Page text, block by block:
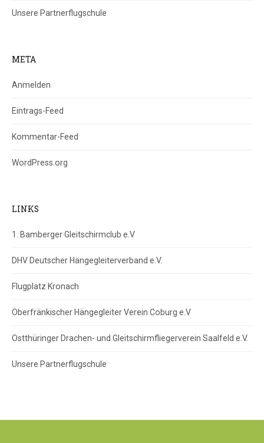
Unsere Partnerflugschule
META
Anmelden
Eintrags-Feed
Kommentar-Feed
WordPress.org
LINKS
1. Bamberger Gleitschirmclub e.V
DHV Deutscher Hängegleiterverband e.V.
Flugplatz Kronach
Oberfränkischer Hängegleiter Verein Coburg e.V
Ostthüringer Drachen- und Gleitschirmfliegerverein Saalfeld e.V.
Unsere Partnerflugschule